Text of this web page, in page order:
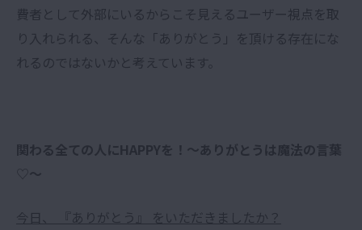
費者として外部にいるからこそ見えるユーザー視点を取
り入れられる、そんな「ありがとう」を頂ける存在にな
れるのではないかと考えています。
関わる全ての人にHAPPYを！〜ありがとうは魔法の言葉
〜
今日、 『ありがとう』 をいただきましたか？